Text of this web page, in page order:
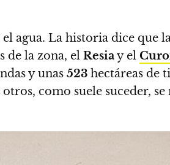
agua. La historia dice que
de la zona, el Resiay el
y unas 523 hectáreas de
como suele suceder,